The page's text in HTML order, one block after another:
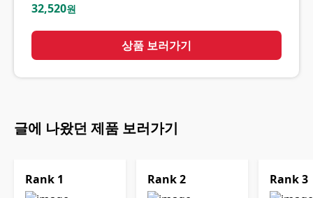
32,520원
상품 보러가기
글에 나왔던 제품 보러가기
Rank 1 Rank2 Rank3